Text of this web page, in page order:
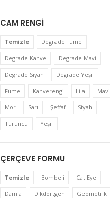
CAM RENGI
Temizle Degrade Füme
Degrade Kahve Degrade Mavi
Degrade Siyah Degrade Yeşil
Füme Kahverengi Lila Mavi
Mor Sarı Şeffaf Siyah
Turuncu Yeşil
ÇERÇEVE FORMU
Temizle Bombeli Cat Eye
Damla Dikdörtgen Geometrik